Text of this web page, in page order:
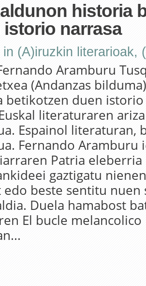
historia
istorio narrasa
in (A)iruzkin literarioak,
Aramburu
(Andanzas
betikotzen duen istorio
literaturaren
Espainol literaturan,
Fernando Aramburu
Patria
gaztigatu
beste sentitu nuen
Duela hamabost
El bucle